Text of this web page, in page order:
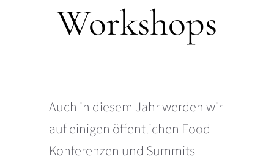
Workshops
Auch in diesem Jahr werden wir
auf einigen öffentlichen Food-
Konferenzen und Summits